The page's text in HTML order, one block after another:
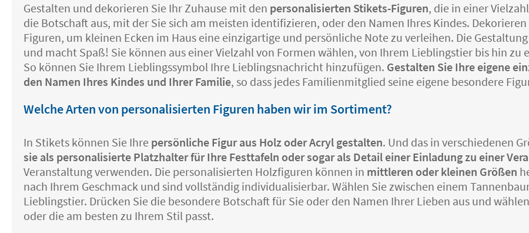
Gestalten und dekorieren Sie Ihr Zuhause mit den personalisierten Stikets-Figuren, die in einer
die Botschaft aus, mit der Sie sich am meisten identifizieren, oder den Namen Ihres Kindes.
Figuren, um kleinen Ecken im Haus eine einzigartige und persönliche Note zu verleihen. Die
und macht Spaß! Sie können aus einer Vielzahl von Formen wählen, von Ihrem Lieblingstier bis hin
So können Sie Ihrem Lieblingssymbol Ihre Lieblingsnachricht hinzufügen. Gestalten Sie Ihre eigene
den Namen Ihres Kindes und Ihrer Familie, so dass jedes Familienmitglied seine eigene besondere
Welche Arten von personalisierten Figuren haben wir im Sortiment?
In Stikets können Sie Ihre persönliche Figur aus Holz oder Acryl gestalten. Und das in verschiedenen
sie als personalisierte Platzhalter für Ihre Festtafeln oder sogar als Detail einer Einladung zu einer
Veranstaltung verwenden. Die personalisierten Holzfiguren können in mittleren oder kleinen Größen
nach Ihrem Geschmack und sind vollständig individualisierbar. Wählen Sie zwischen einem
Lieblingstier. Drücken Sie die besondere Botschaft für Sie oder den Namen Ihrer Lieben aus und
oder die am besten zu Ihrem Stil passt.